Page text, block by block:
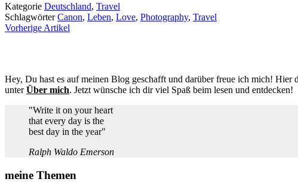
Kategorie Deutschland, Travel
SchlagwörterCanon, Leben, Love, Photography, Travel
Vorherige Artikel
Hey, Du hast es auf meinen Blog geschafft und darüber freue ich mich!
unterÜber mich. Jetzt wünsche ich dir viel Spaß beim lesen und entdecken!
"Write it on your heart
that every day is the
best day in the year"
Ralph Waldo Emerson
meine Themen